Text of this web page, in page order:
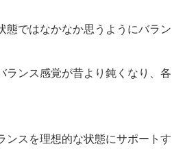
態ではなかなか思うようにバラン
ランス感覚が昔より鈍くなり、各
ンスを理想的な状態にサポートす